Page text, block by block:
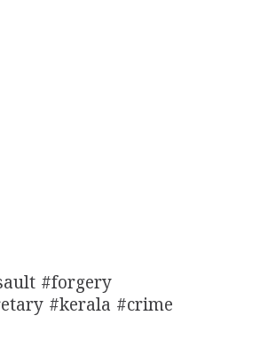
#forgery
#kerala #crime